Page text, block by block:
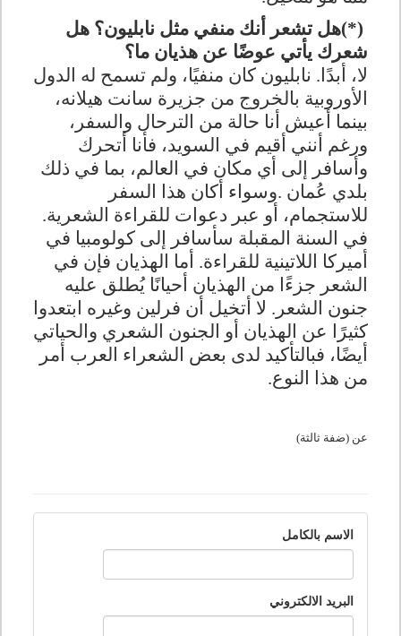
(*)هل تشعر أنك منفي مثل نابليون؟ هل
شعرك يأتي عوضًا عن هذيان ما؟
لا، أبدًا. نابليون كان منفيًا، ولم تسمح له الدول
الأوروبية بالخروج من جزيرة سانت هيلانه،
بينما أعيش أنا حالة من الترحال والسفر،
ورغم أنني أقيم في السويد، فأنا أتحرك
وأسافر إلى أي مكان في العالم، بما في ذلك
بلدي عُمان .وسواء أكان هذا السفر
للاستجمام، أو عبر دعوات للقراءة الشعرية.
في السنة المقبلة سأسافر إلى كولومبيا في
أميركا اللاتينية للقراءة. أما الهذيان فإن في
الشعر جزءًا من الهذيان أحيانًا يُطلق عليه
جنون الشعر. لا أتخيل أن فرلين وغيره ابتعدوا
كثيرًا عن الهذيان أو الجنون الشعري والحياتي
أيضًا، فبالتأكيد لدى بعض الشعراء العرب أمر
من هذا النوع.
عن (ضفة ثالثة)
الاسم بالكامل
البريد الالكتروني